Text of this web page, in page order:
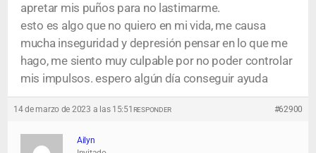
apretar mis puños para no lastimarme.
esto es algo que no quiero en mi vida, me causa
mucha inseguridad y depresión pensar en lo que me
hago, me siento muy culpable por no poder controlar
mis impulsos. espero algún día conseguir ayuda
14 de marzo de 2023 a las 15:51 #62900
RESPONDER
Ailyn